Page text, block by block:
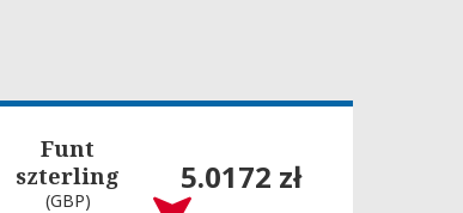
Funt
szterling
(GBP)
5.0172 zł